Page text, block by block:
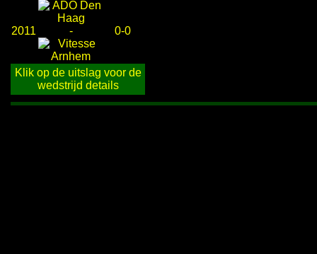
2011 - 0-0
Klik op de uitslag voor de
wedstrijd details